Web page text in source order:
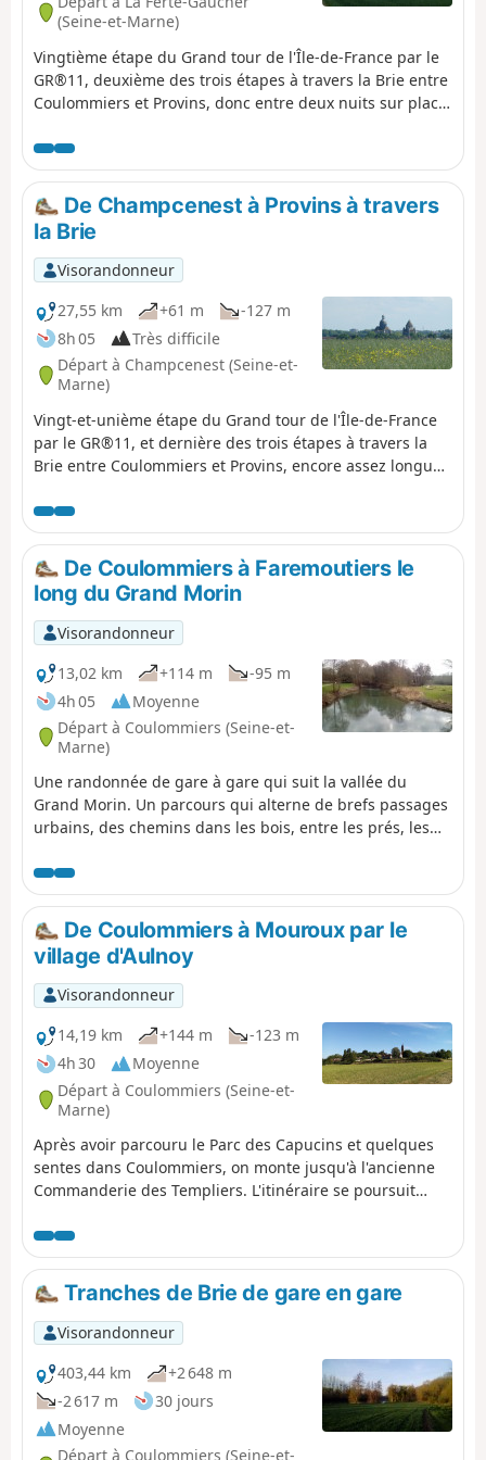
(Seine-et-Marne)
Vingtième étape du Grand tour de l'Île-de-France par le
GR®11, deuxième des trois étapes à travers la Brie entre
Coulommiers et Provins, donc entre deux nuits sur place
est longue mais sans difficulté, le dénivelé cumulé étant
très faible.L'étape est conçue pour succéder directement
à celle-ci venant de Coulommiers et précéder
directement celle-ci allant à Provins. Mais rien n'interdit
bien sûr de découper l'itinéraire différemment.
De Champcenest à Provins à travers
la Brie
Visorandonneur
27,55 km
+61 m
-127 m
8h 05
Très difficile
Départ à Champcenest (Seine-et-
Marne)
Vingt-et-unième étape du Grand tour de l'Île-de-France
par le GR®11, et dernière des trois étapes à travers la
Brie entre Coulommiers et Provins, encore assez longue
traversée de la Brie en atteignant Provins, dont les
monuments emblématiques (tour César et dôme de la
Collégiale Saint-Quiriace) se voient de loin par beau
temps, matérialisant la destination de l'étape !
De Coulommiers à Faremoutiers le
long du Grand Morin
Visorandonneur
13,02 km
+114 m
-95 m
4h 05
Moyenne
Départ à Coulommiers (Seine-et-
Marne)
Une randonnée de gare à gare qui suit la vallée du
Grand Morin. Un parcours qui alterne de brefs passages
urbains, des chemins dans les bois, entre les prés, les
façon très agréable le long de la rivière.
De Coulommiers à Mouroux par le
village d'Aulnoy
Visorandonneur
14,19 km
+144 m
-123 m
4h 30
Moyenne
Départ à Coulommiers (Seine-et-
Marne)
Après avoir parcouru le Parc des Capucins et quelques
sentes dans Coulommiers, on monte jusqu'à l'ancienne
Commanderie des Templiers. L'itinéraire se poursuit
beaux corps de ferme en chemin et la belle église
d'Aulnoy. Après être redescendu, on suit la vallée du
Grand Morin avant une petite remontée finale.
Tranches de Brie de gare en gare
Visorandonneur
403,44 km
+2 648 m
-2 617 m
30 jours
Moyenne
Départ à Coulommiers (Seine-et-